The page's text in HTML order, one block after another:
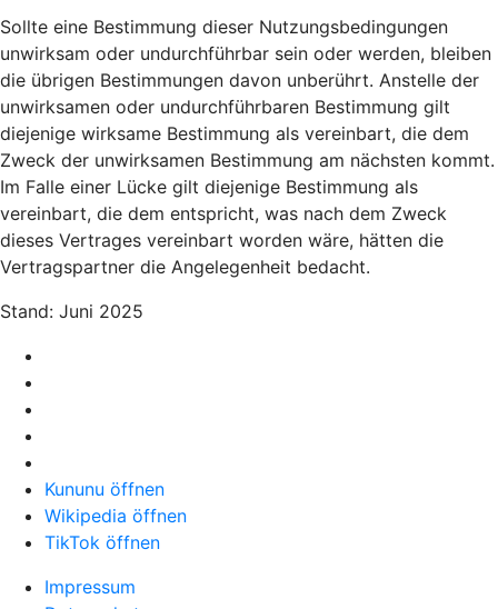
Sollte eine Bestimmung dieser Nutzungsbedingungen
unwirksam oder undurchführbar sein oder werden, bleiben
die übrigen Bestimmungen davon unberührt. Anstelle der
unwirksamen oder undurchführbaren Bestimmung gilt
diejenige wirksame Bestimmung als vereinbart, die dem
Zweck der unwirksamen Bestimmung am nächsten kommt.
Im Falle einer Lücke gilt diejenige Bestimmung als
vereinbart, die dem entspricht, was nach dem Zweck
dieses Vertrages vereinbart worden wäre, hätten die
Vertragspartner die Angelegenheit bedacht.
Stand: Juni 2025
Kununu öffnen
Wikipedia öffnen
TikTok öffnen
Impressum